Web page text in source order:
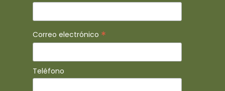
Correo electrónico *
Teléfono